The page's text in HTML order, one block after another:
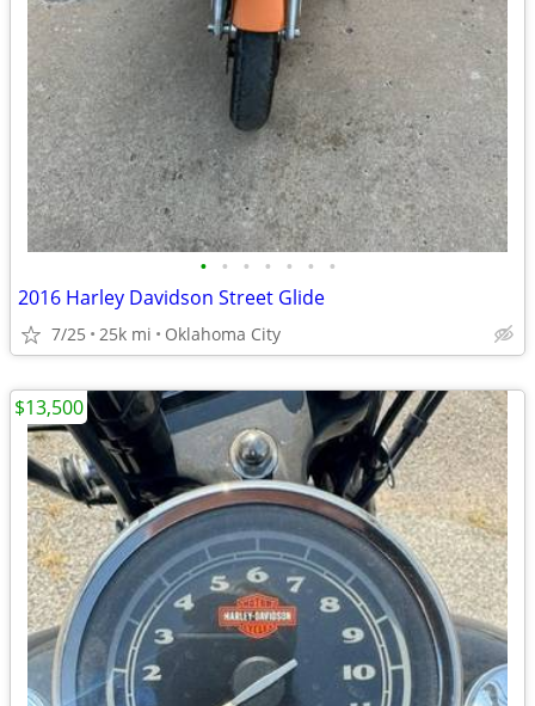
• • • • • • •
2016 Harley Davidson Street Glide
7/25 25k mi Oklahoma City
$13,500